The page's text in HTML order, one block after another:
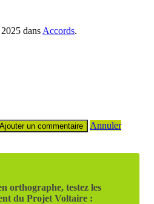
dans Accords.
Annuler
orthographe, testez les
du Projet Voltaire :